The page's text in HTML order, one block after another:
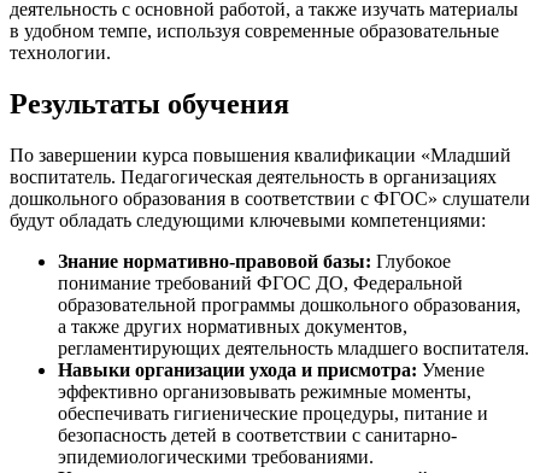
деятельность с основной работой, а также изучать материалы
в удобном темпе, используя современные образовательные
технологии.
Результаты обучения
По завершении курса повышения квалификации «Младший
воспитатель. Педагогическая деятельность в организациях
дошкольного образования в соответствии с ФГОС» слушатели
будут обладать следующими ключевыми компетенциями:
Знание нормативно-правовой базы: Глубокое
понимание требований ФГОС ДО, Федеральной
образовательной программы дошкольного образования,
а также других нормативных документов,
регламентирующих деятельность младшего воспитателя.
Навыки организации ухода и присмотра: Умение
эффективно организовывать режимные моменты,
обеспечивать гигиенические процедуры, питание и
безопасность детей в соответствии с санитарно-
эпидемиологическими требованиями.